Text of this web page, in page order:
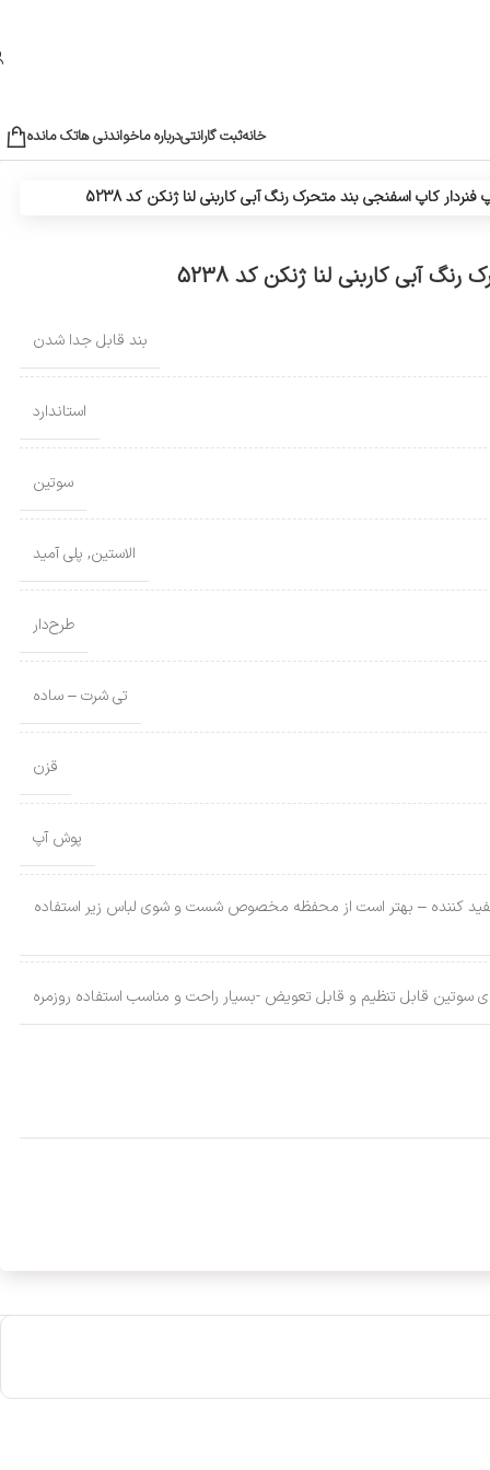
خانهثبت گارانتیدرباره ماخواندنی هاتک مانده
کاپ اسفنجی بند متحرک رنگ آبی کاربنی لنا ژنکن کد 5238
آبی کاربنی لنا ژنکن کد 5238
بند قابل جدا شدن
استاندارد
سوتین
الاستین, پلی آمید
طرح‌دار
تی شرت – ساده
قزن
پوش آپ
استفاده از سفید کننده – بهتر است از محفظه مخصوص شست و شوی لباس زیر استفاده
قابل تنظیم و قابل تعویض -بسیار راحت و مناسب استفاده روزمره